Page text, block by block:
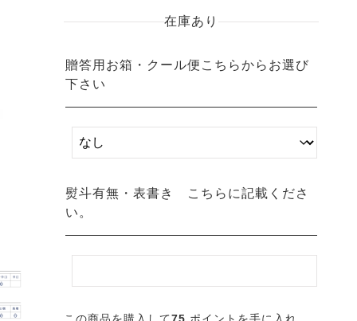
在庫あり
贈答用お箱・クール便こちらからお選び
下さい
熨斗有無・表書き こちらに記載くださ
い。